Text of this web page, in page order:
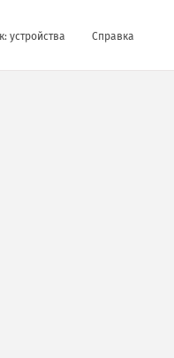
устройства Справка